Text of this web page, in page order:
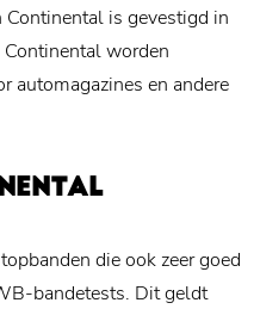
Continental is gevestigd in
worden
automagazines en andere
die ook zeer goed
bandetests. Dit geldt